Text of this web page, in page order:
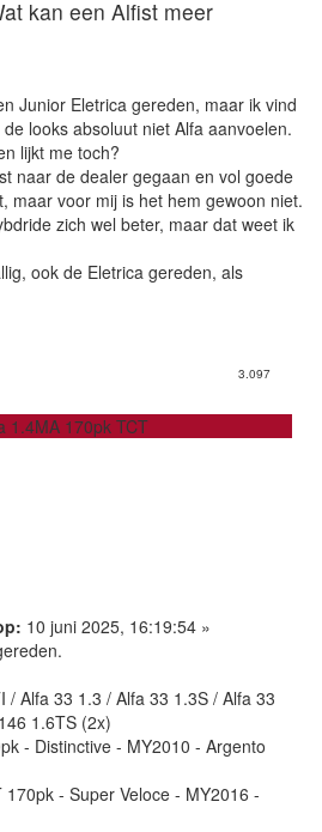
kan een Alfist meer
Junior Eletrica gereden, maar ik vind
looks absoluut niet Alfa aanvoelen.
lijkt me toch?
naar de dealer gegaan en vol goede
maar voor mij is het hem gewoon niet.
zich wel beter, maar dat weet ik
ook de Eletrica gereden, als
3.097
1.4MA 170pk TCT
10 juni 2025, 16:19:54 »
/ Alfa 33 1.3 / Alfa 33 1.3S / Alfa 33
1.6TS (2x)
- Distinctive - MY2010 - Argento
- Super Veloce - MY2016 -